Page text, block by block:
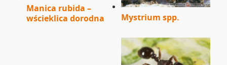
Manica rubida –
wścieklica dorodna
Mystrium spp.